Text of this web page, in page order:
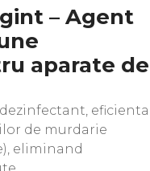
– Agent
aparate de
eficienta
de murdarie
eliminand